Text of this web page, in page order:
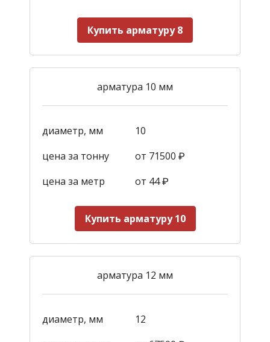
Купить арматуру 8
арматура 10 мм
диаметр, мм
10
цена за тонну
от 71500 ₽
цена за метр
от 44₽
Купить арматуру 10
арматура 12 мм
диаметр, мм
12